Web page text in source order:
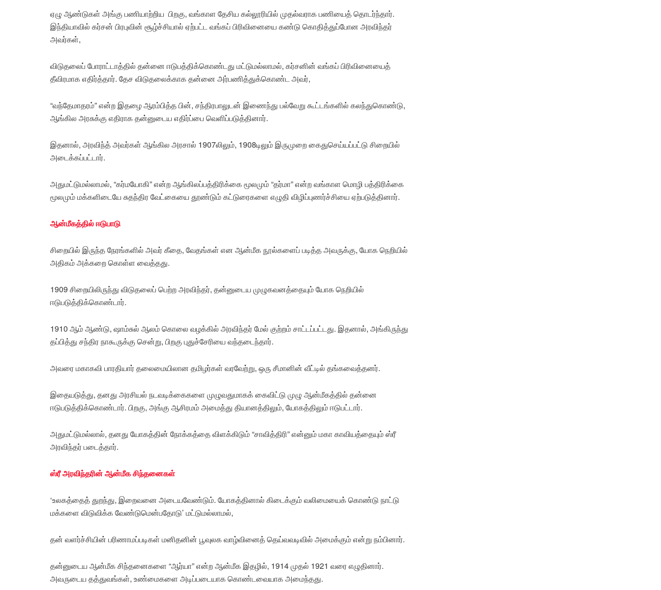
ஏழு ஆண்டுகள் அங்கு பணியாற்றிய பிறகு, வங்காள தேசிய கல்லூரியில் முதல்வராக பணியைத் தொடர்ந்தார்.
இந்தியாவில் கர்சன் பிரபுவின் சூழ்ச்சியால் ஏற்பட்ட வங்கப் பிரிவினையை கண்டு கொதித்துப்போன அரவிந்தர்
அவர்கள்,
விடுதலைப் போராட்டாத்தில் தன்னை ஈடுபத்திக்கொண்டது மட்டுமல்லாமல், கர்சனின் வங்கப் பிரிவினையைத்
தீவிரமாக எதிர்த்தார். தேச விடுதலைக்காக தன்னை அர்பணித்துக்கொண்ட அவர்,
“வந்தேமாதரம்” என்ற இதழை ஆரம்பித்த பின், சந்திரபாலுடன் இணைந்து பல்வேறு கூட்டங்களில் கலந்துகொண்டு,
ஆங்கில அரசுக்கு எதிராக தன்னுடைய எதிர்ப்பை வெளிப்படுத்தினார்.
இதனால், அரவிந்த் அவர்கள் ஆங்கில அரசால் 1907லிலும், 1908டிலும் இருமுறை கைதுசெய்யப்பட்டு சிறையில்
அடைக்கப்பட்டார்.
அதுமட்டுமல்லாமல், “கர்மயோகி” என்ற ஆங்கிலப்பத்திரிக்கை மூலமும் “தர்மா” என்ற வங்காள மொழி பத்திரிக்கை
மூலமும் மக்களிடையே சுதந்திர வேட்கையை தூண்டும் கட்டுரைகளை எழுதி விழிப்புணர்ச்சியை ஏற்படுத்தினார்.
ஆன்மீகத்தில் ஈடுபாடு
சிறையில் இருந்த நேரங்களில் அவர் கீதை, வேதங்கள் என ஆன்மீக நூல்களைப் படித்த அவருக்கு, யோக நெறியில்
அதிகம் அக்கறை கொள்ள வைத்தது.
1909 சிறையிலிருந்து விடுதலைப் பெற்ற அரவிந்தர், தன்னுடைய முழுகவனத்தையும் யோக நெறியில்
ஈடுபடுத்திக்கொண்டார்.
1910 ஆம் ஆண்டு, ஷாம்சுல் ஆலம் கொலை வழக்கில் அரவிந்தர் மேல் குற்றம் சாட்டப்பட்டது. இதனால், அங்கிருந்து
தப்பித்து சந்திர நாகூருக்கு சென்று, பிறகு புதுச்சேரியை வந்தடைந்தார்.
அவரை மகாகவி பாரதியார் தலைமையிலான தமிழர்கள் வரவேற்று, ஒரு சீமானின் வீட்டில் தங்கவைத்தனர்.
இதையடுத்து, தனது அரசியல் நடவடிக்கைகளை முழுவதுமாகக் கைவிட்டு முழு ஆன்மீகத்தில் தன்னை
ஈடுபடுத்திக்கொண்டார். பிறகு, அங்கு ஆசிரமம் அமைத்து தியானத்திலும், யோகத்திலும் ஈடுபட்டார்.
அதுமட்டுமல்லால், தனது யோகத்தின் நோக்கத்தை விளக்கிடும் “சாவித்திரி” என்னும் மகா காவியத்தையும் ஸ்ரீ
அரவிந்தர் படைத்தார்.
ஸ்ரீ அரவிந்தரின் ஆன்மீக சிந்தனைகள்
‘உலகத்தைத் துறந்து, இறைவனை அடையவேண்டும். யோகத்தினால் கிடைக்கும் வலிமையைக் கொண்டு நாட்டு
மக்களை விடுவிக்க வேண்டுமென்பதோடு’ மட்டுமல்லாமல்,
தன் வளர்ச்சியின் பரிணாமப்படிகள் மனிதனின் பூவுலக வாழ்வினைத் தெய்வவடிவில் அமைக்கும் என்று நம்பினார்.
தன்னுடைய ஆன்மீக சிந்தனைகளை “ஆர்யா” என்ற ஆன்மீக இதழில், 1914 முதல் 1921 வரை எழுதினார்.
அவருடைய தத்துவங்கள், உண்மைகளை அடிப்படையாக கொண்டவையாக அமைந்தது.